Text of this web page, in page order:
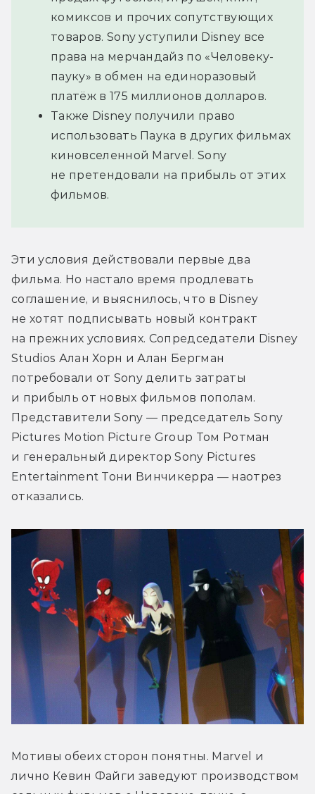
комиксов и прочих сопутствующих
товаров. Sony уступили Disney все
права на мерчандайз по «Человеку-
пауку» в обмен на единоразовый
платёж в 175 миллионов долларов.
Также Disney получили право
использовать Паука в других фильмах
киновселенной Marvel. Sony
не претендовали на прибыль от этих
фильмов.
Эти условия действовали первые два
фильма. Но настало время продлевать
соглашение, и выяснилось, что в Disney
не хотят подписывать новый контракт
на прежних условиях. Сопредседатели Disney
Studios Алан Хорн и Алан Бергман
потребовали от Sony делить затраты
и прибыль от новых фильмов пополам.
Представители Sony — председатель Sony
Pictures Motion Picture Group Том Ротман
и генеральный директор Sony Pictures
Entertainment Тони Винчикерра — наотрез
отказались.
Мотивы обеих сторон понятны. Marvel и
лично Кевин Файги заведуют производством